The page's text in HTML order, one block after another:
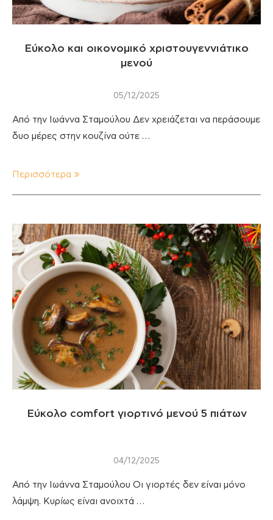
Εύκολο και οικονομικό χριστουγεννιάτικο
μενού
05/12/2025
Από την Ιωάννα Σταμούλου Δεν χρειάζεται να περάσουμε
δυο μέρες στην κουζίνα ούτε …
Περισσότερα
Εύκολο comfort γιορτινό μενού 5 πιάτων
04/12/2025
Από την Ιωάννα Σταμούλου Οι γιορτές δεν είναι μόνο
λάμψη. Κυρίως είναι ανοιχτά …